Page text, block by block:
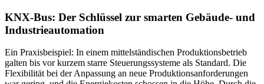
KNX-Bus: Der Schlüssel zur smarten Gebäude- und
Industrieautomation
Ein Praxisbeispiel: In einem mittelständischen Produktionsbetrieb
galten bis vor kurzem starre Steuerungssysteme als Standard. Die
Flexibilität bei der Anpassung an neue Produktionsanforderungen